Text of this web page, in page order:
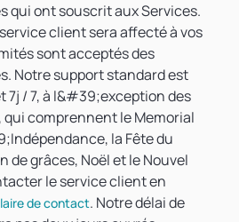
qui ont souscrit aux Services.
client sera affecté à vos
sont acceptés des
Notre support standard est
7j / 7, à l&#39;exception des
comprennent le Memorial
la Fête du
grâces, Noël et le Nouvel
le service client en
de contact. Notre délai de